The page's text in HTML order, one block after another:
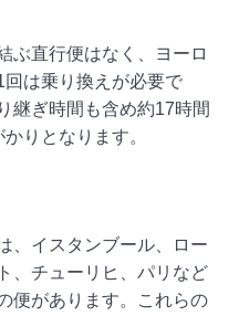
ぶ直行便はなく、ヨーロ
は乗り換えが必要で
継ぎ時間も含め約17時間
りとなります。
、イスタンブール、ロー
、チューリヒ、パリなど
便があります。これらの